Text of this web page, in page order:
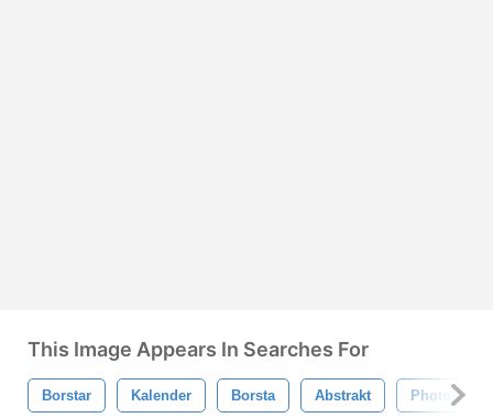
This Image Appears In Searches For
Borstar Kalender Borsta Abstrakt Photoshop